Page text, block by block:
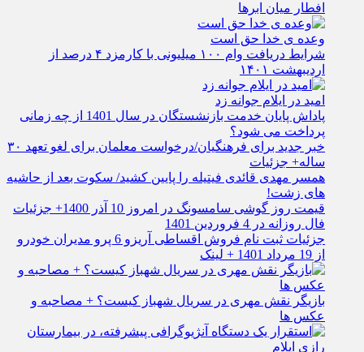
افطار میان ابرها
وعده ی خدا حق است
شرایط دریافت وام ۱۰۰ میلیونی با کارمزد ۴ درصد از
اردیبهشت ۱۴۰۱
امید در ایلام جوانه زد
پاداش پایان خدمت بازنشستگان در سال 1401 از چه زمانی
پرداخت می شود؟
خبر جدید برای فرهنگیان/درخواست معلمان برای لغو تعهد ۳۰
ساله+ جزئیات
همسر مهدی قائدی فیتیله را پایین کشید/ سکوت بعد از حاشیه
های زشت!
قیمت روز گوشی سامسونگ در امروز 10 آذر 1400+ جزئیات
فال روزانه در 4 فروردین 1401
جزئیات ثبت نام فروش اقساطی آریزو 6 پرو مدیران خودرو
از 19 مرداد 1401 + لینک
بازیگر نقش مهری در سریال شهباز کیست؟ + مصاحبه و
عکس ها